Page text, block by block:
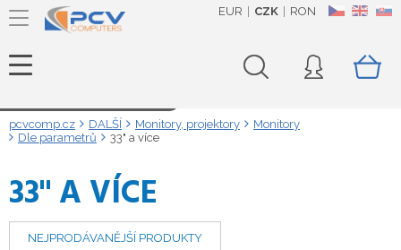
CZ EN SK
EUR CZK RON
pcvcomp.cz DALŠÍ Monitory, projektory
Monitory
Dle parametrů
33" a více
33" A VÍCE
NEJPRODÁVANĚJŠÍ PRODUKTY